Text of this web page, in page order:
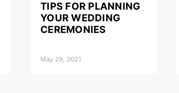
TIPS FOR PLANNING
YOUR WEDDING
CEREMONIES
May 29, 2021